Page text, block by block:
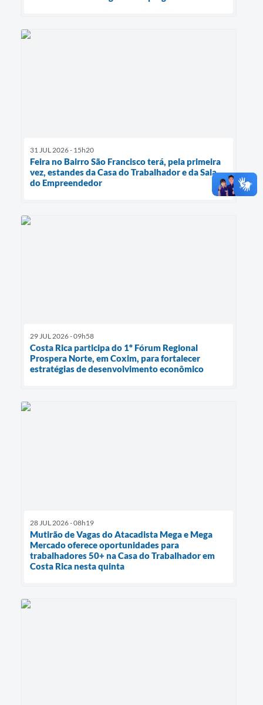
31 JUL 2026 - 15h20
Feira no Bairro São Francisco terá, pela primeira
vez, estandes da Casa do Trabalhador e da Sala
do Empreendedor
29 JUL 2026 - 09h58
Costa Rica participa do 1º Fórum Regional
Prospera Norte, em Coxim, para fortalecer
estratégias de desenvolvimento econômico
28 JUL 2026 - 08h19
Mutirão de Vagas do Atacadista Mega e Mega
Mercado oferece oportunidades para
trabalhadores 50+ na Casa do Trabalhador em
Costa Rica nesta quinta